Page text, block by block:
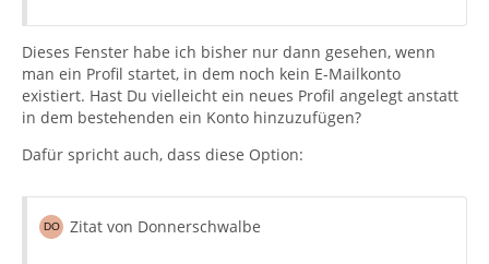
Dieses Fenster habe ich bisher nur dann gesehen, wenn
man ein Profil startet, in dem noch kein E-Mailkonto
existiert. Hast Du vielleicht ein neues Profil angelegt anstatt
in dem bestehenden ein Konto hinzuzufügen?
Dafür spricht auch, dass diese Option:
Zitat von Donnerschwalbe